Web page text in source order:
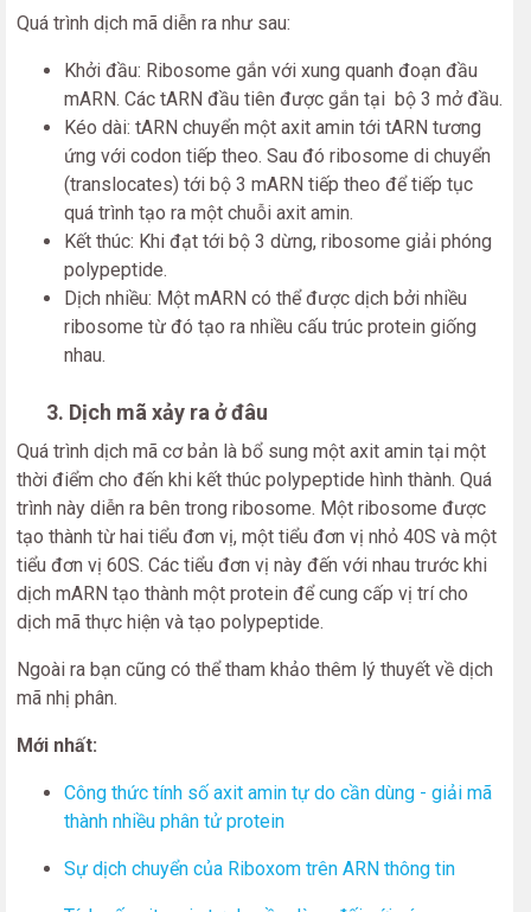
Quá trình dịch mã diễn ra như sau:
Khởi đầu: Ribosome gắn với xung quanh đoạn đầu
mARN. Các tARN đầu tiên được gắn tại bộ 3 mở đầu.
Kéo dài: tARN chuyển một axit amin tới tARN tương
ứng với codon tiếp theo. Sau đó ribosome di chuyển
(translocates) tới bộ 3 mARN tiếp theo để tiếp tục
quá trình tạo ra một chuỗi axit amin.
Kết thúc: Khi đạt tới bộ 3 dừng, ribosome giải phóng
polypeptide.
Dịch nhiều: Một mARN có thể được dịch bởi nhiều
ribosome từ đó tạo ra nhiều cấu trúc protein giống
nhau.
3. Dịch mã xảy ra ở đâu
Quá trình dịch mã cơ bản là bổ sung một axit amin tại một
thời điểm cho đến khi kết thúc polypeptide hình thành. Quá
trình này diễn ra bên trong ribosome. Một ribosome được
tạo thành từ hai tiểu đơn vị, một tiểu đơn vị nhỏ 40S và một
tiểu đơn vị 60S. Các tiểu đơn vị này đến với nhau trước khi
dịch mARN tạo thành một protein để cung cấp vị trí cho
dịch mã thực hiện và tạo polypeptide.
Ngoài ra bạn cũng có thể tham khảo thêm lý thuyết về dịch
mã nhị phân.
Mới nhất:
Công thức tính số axit amin tự do cần dùng - giải mã
thành nhiều phân tử protein
Sự dịch chuyển của Riboxom trên ARN thông tin